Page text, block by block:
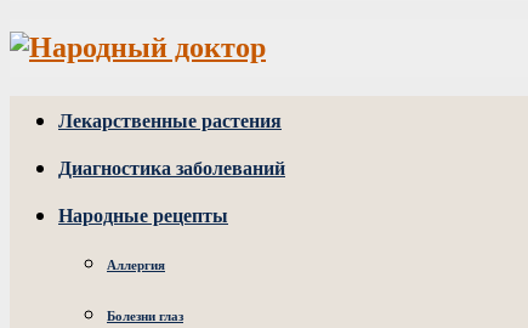
Лекарственные растения
Диагностика заболеваний
Народные рецепты
Аллергия
Болезни глаз